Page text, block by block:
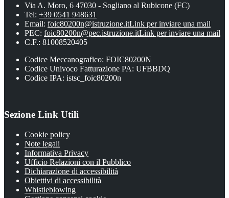
Via A. Moro, 6 47030 - Sogliano al Rubicone (FC)
Tel: +39 0541 948631
Email: foic80200n@istruzione.itLink per inviare una mail
PEC: foic80200n@pec.istruzione.itLink per inviare una mail
C.F.: 81008520405
Codice Meccanografico: FOIC80200N
Codice Univoco Fatturazione PA: UFBBDQ
Codice IPA: istsc_foic80200n
Sezione Link Utili
Cookie policy
Note legali
Informativa Privacy
Ufficio Relazioni con il Pubblico
Dichiarazione di accessibilità
Obiettivi di accessibilità
Whistleblowing